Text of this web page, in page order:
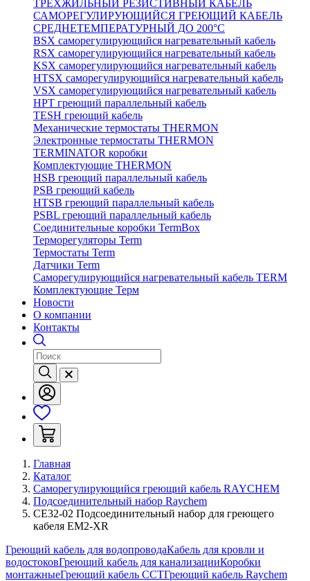
ТРЕХЖИЛЬНЫЙ РЕЗИСТИВНЫЙ КАБЕЛЬ
САМОРЕГУЛИРУЮЩИЙСЯ ГРЕЮЩИЙ КАБЕЛЬ
СРЕДНЕТЕМПЕРАТУРНЫЙ ДО 200°С
BSX саморегулирующийся нагревательный кабель
RSX саморегулирующийся нагревательный кабель
KSX саморегулирующийся нагревательный кабель
HTSX саморегулирующийся нагревательный кабель
VSX саморегулирующийся нагревательный кабель
НРТ греющий параллельный кабель
TESH греющий кабель
Механические термостаты THERMON
Электронные термостаты THERMON
TERMINATOR коробки
Комплектующие THERMON
HSB греющий параллельный кабель
PSB греющий кабель
HTSB греющий параллельный кабель
PSBL греющий параллельный кабель
Соединительные коробки TermBox
Терморегуляторы Term
Термостаты Term
Датчики Term
Саморегулирующийся нагревательный кабель TERM
Комплектующие Терм
Новости
О компании
Контакты
Главная
Каталог
Саморегулирующийся греющий кабель RAYCHEM
Подсоединительный набор Raychem
CE32-02 Подсоединительный набор для греющего
кабеля EM2-XR
Греющий кабель для водопроводаКабель для кровли и
водостоковГреющий кабель для канализацииКоробки
монтажныеГреющий кабель ССТГреющий кабель Raychem